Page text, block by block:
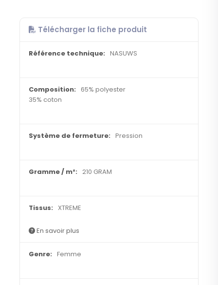
Télécharger la fiche produit
NASUWS
65% polyester
35% coton
Pression
210 GRAM
XTREME
En savoir plus
Femme